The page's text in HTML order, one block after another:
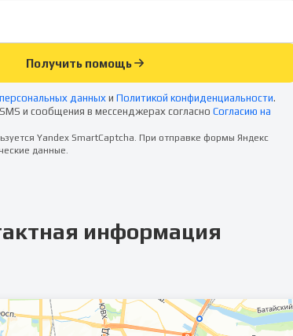
Получить помощь
данных и Политикой конфиденциальности.
и сообщения в мессенджерах согласно Согласию на
Yandex SmartCaptcha. При отправке формы Яндекс
данные.
информация